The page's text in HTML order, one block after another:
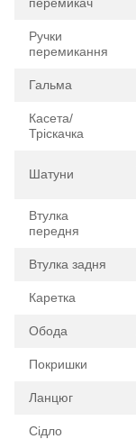
Ручки
перемикання
Гальма
Касета/
Тріскачка
Шатуни
Втулка
передня
Втулка задня
Каретка
Обода
Покришки
Ланцюг
Сідло